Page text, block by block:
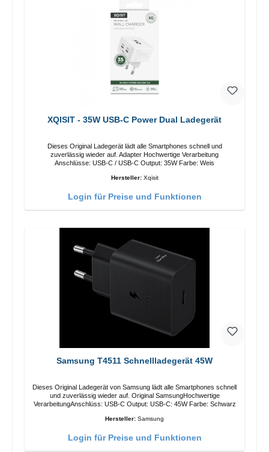
XQISIT - 35W USB-C Power Dual Ladegerät
Dieses Original Ladegerät lädt alle Smartphones schnell und
zuverlässig wieder auf. Adapter Hochwertige Verarbeitung
Anschlüsse: USB-C / USB-C Output: 35W Farbe: Weis
Hersteller: Xqisit
Login für Preise und Funktionen
Samsung T4511 Schnellladegerät 45W
Dieses Original Ladegerät von Samsung lädt alle Smartphones schnell
und zuverlässig wieder auf. Original SamsungHochwertige
VerarbeitungAnschlüss: USB-C Output: USB-C: 45W Farbe: Schwarz
Hersteller: Samsung
Login für Preise und Funktionen